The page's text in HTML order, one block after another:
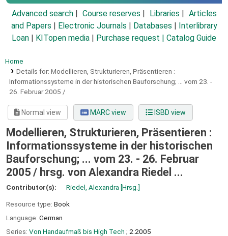
Advanced search Course reserves Libraries
Articles
and Papers
Electronic Journals Databases
Interlibrary
Loan
KITopen media Purchase request | Catalog Guide
Home
Details for: Modellieren, Strukturieren, Präsentieren :
Informationssysteme in der historischen Bauforschung; ... vom 23. -
26. Februar 2005 /
Normal view MARC view ISBD view
Modellieren, Strukturieren, Präsentieren :
Informationssysteme in der historischen
Bauforschung; ... vom 23. - 26. Februar
2005 / hrsg. von Alexandra Riedel ...
Contributor(s): Riedel, Alexandra [Hrsg.]
Resource type: Book
Language: German
Series: Von Handaufmaß bis High Tech ; 2.2005